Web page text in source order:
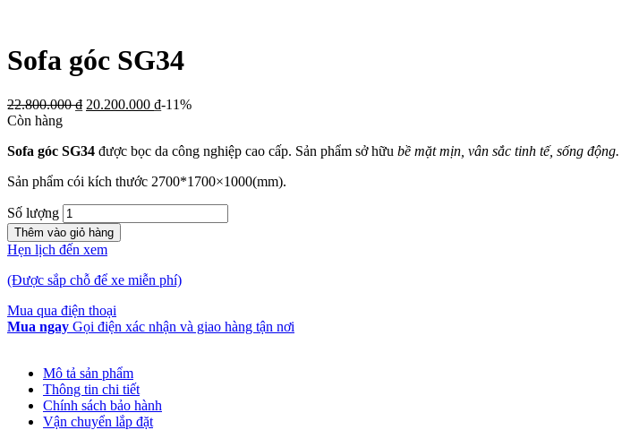
Sofa góc SG34
22.800.000₫ 20.200.000 ₫-11%
Còn hàng
Sofa góc SG34 được bọc da công nghiệp cao cấp. Sản phẩm sở hữu bề mặt mịn, vân sắc tinh tế, sống động.
Sản phẩm cói kích thước 2700*1700×1000(mm).
Số lượng
Thêm vào giỏ hàng
Hẹn lịch đến xem
(Được sắp chỗ để xe miễn phí)
Mua qua điện thoại
Mua ngay Gọi điện xác nhận và giao hàng tận nơi
Mô tả sản phẩm
Thông tin chi tiết
Chính sách bảo hành
Vận chuyển lắp đặt